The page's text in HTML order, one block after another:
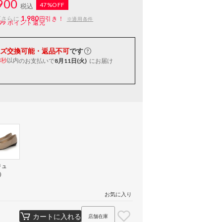
税込
47%OFF
らに 1,980円引き！ ※適用条件
ポイント還元
交換可能・返品不可です
以内のお支払いで8月11日(火) にお届け
お気に入り
カートに入れる 店舗在庫